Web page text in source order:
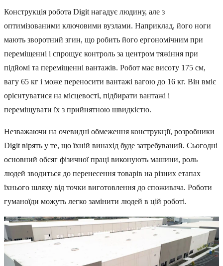
Конструкція робота Digit нагадує людину, але з
оптимізованими ключовими вузлами. Наприклад, його ноги
мають зворотний згин, що робить його ергономічним при
переміщенні і спрощує контроль за центром тяжіння при
підйомі та переміщенні вантажів. Робот має висоту 175 см,
вагу 65 кг і може переносити вантажі вагою до 16 кг. Він вміє
орієнтуватися на місцевості, підбирати вантажі і
переміщувати їх з прийнятною швидкістю.
Незважаючи на очевидні обмеження конструкції, розробники
Digit вірять у те, що їхній винахід буде затребуваний. Сьогодні
основний обсяг фізичної праці виконують машини, роль
людей зводиться до перенесення товарів на різних етапах
їхнього шляху від точки виготовлення до споживача. Роботи
гуманоїди можуть легко замінити людей в цій роботі.